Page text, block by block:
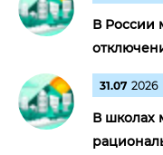
В России
31.07 2026
В школах